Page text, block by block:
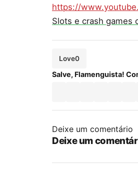
https://
Slots e crash games
Love0
Salve, Flamenguista!
Deixe um comentário
Deixe um